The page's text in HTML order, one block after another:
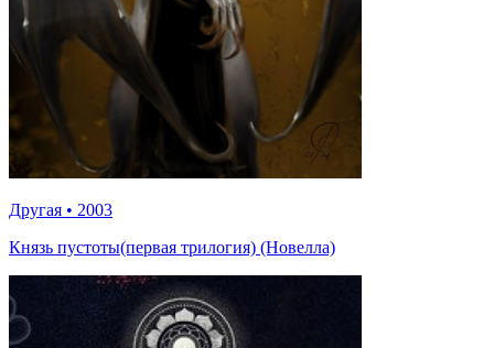
Другая • 2003
Князь пустоты(первая трилогия) (Новелла)